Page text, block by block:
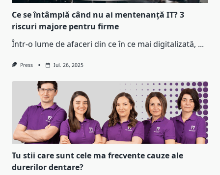
Ce se întâmplă când nu ai mentenanță IT? 3
riscuri majore pentru firme
Într-o lume de afaceri din ce în ce mai digitalizată, ...
Press Iul. 26, 2025
Tu stii care sunt cele ma frecvente cauze ale
durerilor dentare?